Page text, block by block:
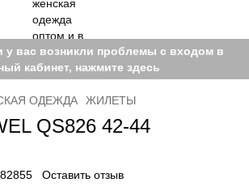
у вас возникли проблемы с входом в
кабинет, нажмите здесь
ОДЕЖДА ЖИЛЕТЫ
QS826 42-44
Оставить отзыв